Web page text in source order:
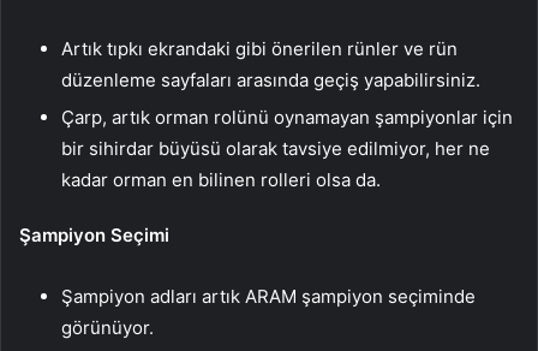
Artık tıpkı ekrandaki gibi önerilen rünler ve rün
düzenleme sayfaları arasında geçiş yapabilirsiniz.
Çarp, artık orman rolünü oynamayan şampiyonlar için
bir sihirdar büyüsü olarak tavsiye edilmiyor, her ne
kadar orman en bilinen rolleri olsa da.
Şampiyon Seçimi
Şampiyon adları artık ARAM şampiyon seçiminde
görünüyor.